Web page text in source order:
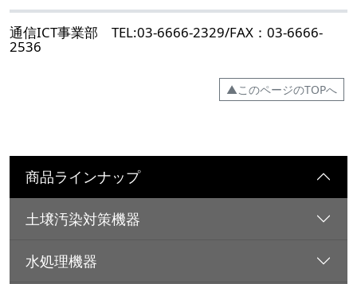
通信ICT事業部 TEL:03-6666-2329/FAX：03-6666-
2536
▲このページのTOPへ
商品ラインナップ
土壌汚染対策機器
水処理機器